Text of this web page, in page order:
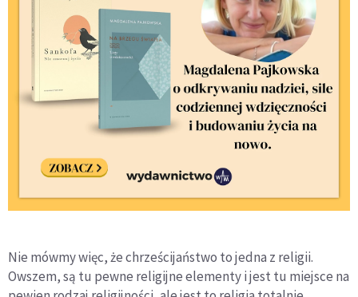
Nie mówmy więc, że chrześcijaństwo to jedna z religii.
Owszem, są tu pewne religijne elementy i jest tu miejsce na